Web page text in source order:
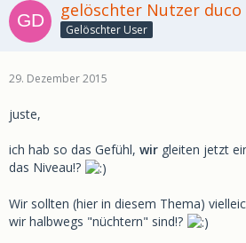
gelöschter Nutzer duco
Gelöschter User
29. Dezember 2015
juste,
ich hab so das Gefühl, wir gleiten jetzt
das Niveau!?
Wir sollten (hier in diesem Thema)
wir halbwegs "nüchtern" sind!?